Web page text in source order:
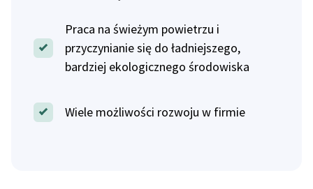
Praca na świeżym powietrzu i
przyczynianie się do ładniejszego,
bardziej ekologicznego środowiska
Wiele możliwości rozwoju w firmie